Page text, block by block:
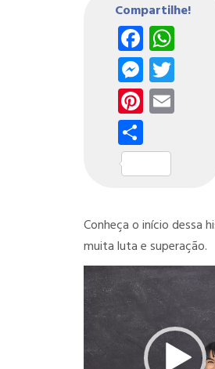
Compartilhe!
Email
Share
Conheça o início dessa
muita luta e superação.
Tocador
de
vídeo